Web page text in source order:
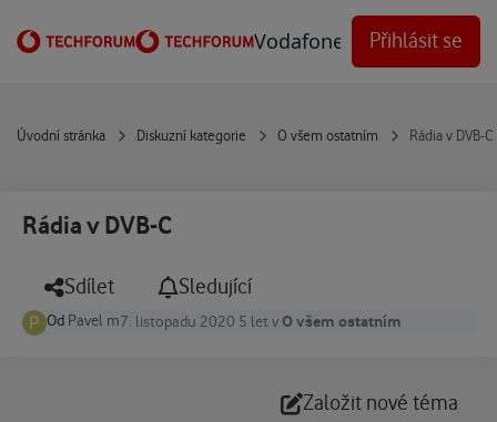
Vodafone Techforum
Přihlásit se
Úvodní stránka Diskuzní kategorie O všem ostatním Rádia v DVB-C
Rádia v DVB-C
Sdílet Sledující
Od Pavel m7. listopadu 2020 5 let v O všem ostatním
Založit nové téma